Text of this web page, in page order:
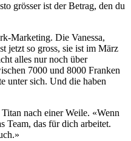
grösser ist der Betrag, den du
Marketing. Die Vanessa,
jetzt so gross, sie ist im März
alles nur noch über
7000 und 8000 Franken
unter sich. Und die haben
nach einer Weile. «Wenn
Team, das für dich arbeitet.